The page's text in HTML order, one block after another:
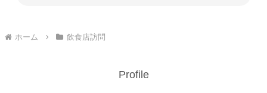
ホーム 飲食店訪問
Profile